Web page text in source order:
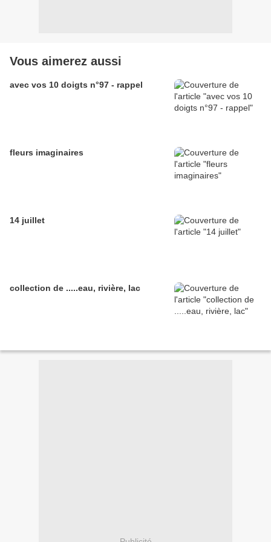
Vous aimerez aussi
avec vos 10 doigts n°97 - rappel
fleurs imaginaires
14 juillet
collection de .....eau, rivière, lac